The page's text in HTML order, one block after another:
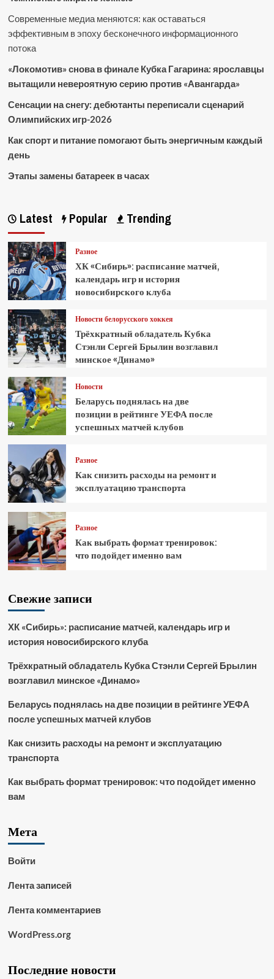
Современные медиа меняются: как оставаться
эффективным в эпоху бесконечного информационного
потока
«Локомотив» снова в финале Кубка Гагарина: ярославцы
вытащили невероятную серию против «Авангарда»
Сенсации на снегу: дебютанты переписали сценарий
Олимпийских игр-2026
Как спорт и питание помогают быть энергичным каждый
день
Этапы замены батареек в часах
Latest Popular Trending
Разное
ХК «Сибирь»: расписание матчей,
календарь игр и история
новосибирского клуба
Новости белорусского хоккея
Трёхкратный обладатель Кубка
Стэнли Сергей Брылин возглавил
минское «Динамо»
Новости
Беларусь поднялась на две
позиции в рейтинге УЕФА после
успешных матчей клубов
Разное
Как снизить расходы на ремонт и
эксплуатацию транспорта
Разное
Как выбрать формат тренировок:
что подойдет именно вам
Свежие записи
ХК «Сибирь»: расписание матчей, календарь игр и
история новосибирского клуба
Трёхкратный обладатель Кубка Стэнли Сергей Брылин
возглавил минское «Динамо»
Беларусь поднялась на две позиции в рейтинге УЕФА
после успешных матчей клубов
Как снизить расходы на ремонт и эксплуатацию
транспорта
Как выбрать формат тренировок: что подойдет именно
вам
Мета
Войти
Лента записей
Лента комментариев
WordPress.org
Последние новости